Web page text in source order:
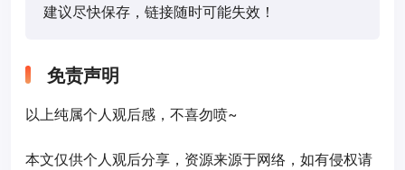
建议尽快保存，链接随时可能失效！
免责声明
以上纯属个人观后感，不喜勿喷~
本文仅供个人观后分享，资源来源于网络，如有侵权请